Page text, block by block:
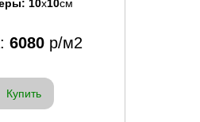
10x10см
6080 р/м2
Купить